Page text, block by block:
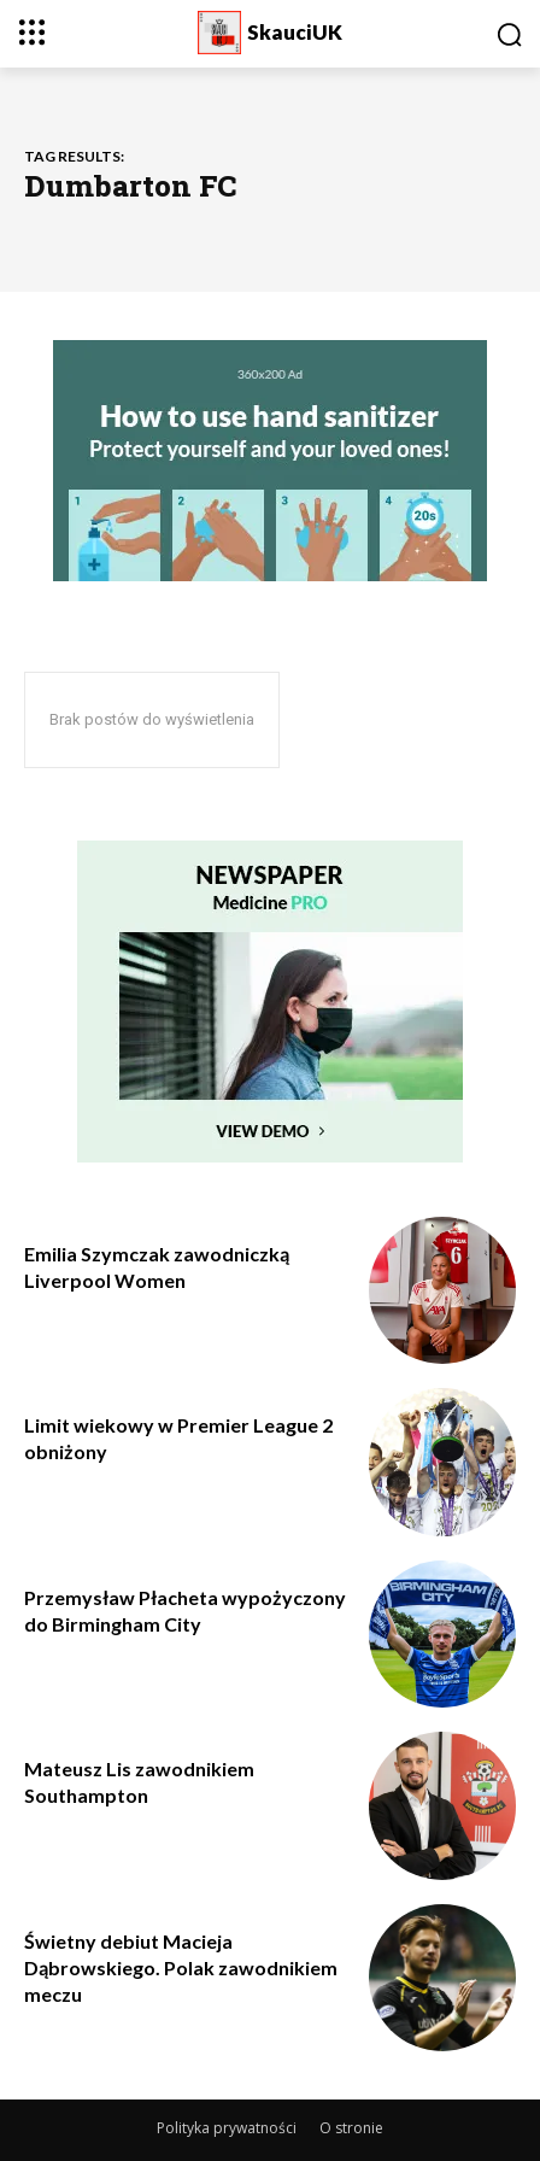
SkauciUK
TAG RESULTS:
Dumbarton FC
Brak postów do wyświetlenia
Emilia Szymczak zawodniczką
Liverpool Women
Limit wiekowy w Premier League 2
obniżony
Przemysław Płacheta wypożyczony
do Birmingham City
Mateusz Lis zawodnikiem
Southampton
Świetny debiut Macieja
Dąbrowskiego. Polak zawodnikiem
meczu
Polityka prywatności O stronie